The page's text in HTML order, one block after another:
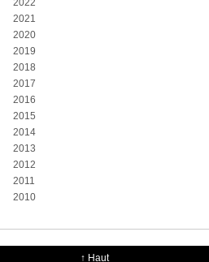
2022
2021
2020
2019
2018
2017
2016
2015
2014
2013
2012
2011
2010
↑ Haut